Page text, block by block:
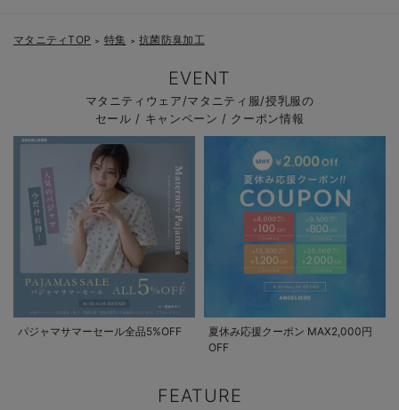
マタニティTOP ＞ 特集 ＞ 抗菌防臭加工
EVENT
マタニティウェア/マタニティ服/授乳服の
セール / キャンペーン / クーポン情報
パジャマサマーセール全品5%OFF
夏休み応援クーポン MAX2,000円
OFF
FEATURE